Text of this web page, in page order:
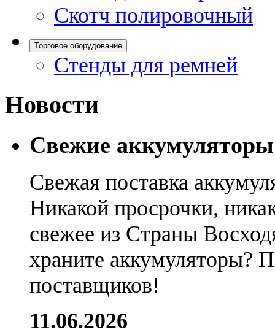
Скотч полировочный
Торговое оборудование
Стенды для ремней
Новости
Свежие
Свежая поставка
Никакой просрочки,
свежее из Страны
храните аккумуляторы?
поставщиков!
11.06.2026